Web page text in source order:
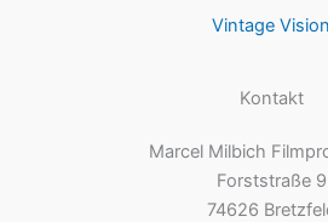
Vintage Vision
Kontakt
Marcel Milbich
Forststraße 9
74626